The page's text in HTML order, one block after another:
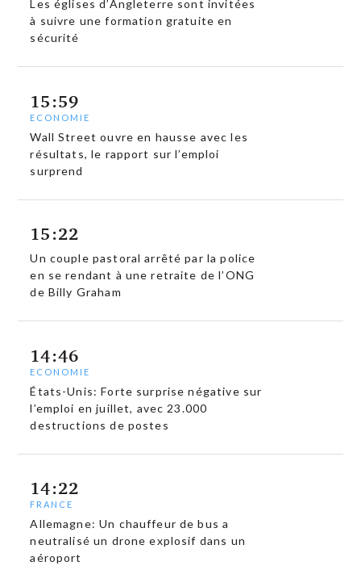
Les églises d’Angleterre sont invitées
à suivre une formation gratuite en
sécurité
15:59
ECONOMIE
Wall Street ouvre en hausse avec les
résultats, le rapport sur l’emploi
surprend
15:22
Un couple pastoral arrêté par la police
en se rendant à une retraite de l’ONG
de Billy Graham
14:46
ECONOMIE
États-Unis: Forte surprise négative sur
l’emploi en juillet, avec 23.000
destructions de postes
14:22
FRANCE
Allemagne: Un chauffeur de bus a
neutralisé un drone explosif dans un
aéroport